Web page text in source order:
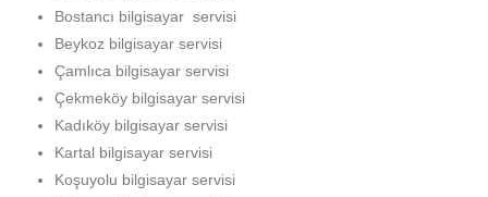
Bostancı bilgisayar servisi
Beykoz bilgisayar servisi
Çamlıca bilgisayar servisi
Çekmeköy bilgisayar servisi
Kadıköy bilgisayar servisi
Kartal bilgisayar servisi
Koşuyolu bilgisayar servisi